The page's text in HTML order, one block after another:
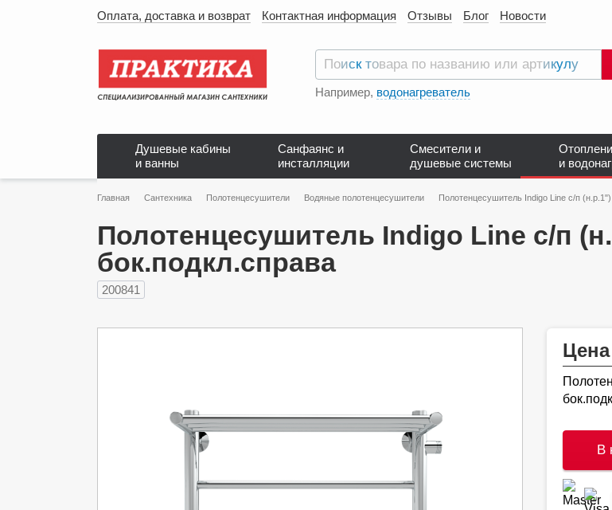
Оплата, доставка и возврат Контактная информация Отзывы Блог Новости
Например, водонагреватель
Душевые кабины
и ванны
Санфаянс и
инсталляции
Смесители и
душевые системы
и
Главная Сантехника Полотенцесушители Водяные полотенцесушители Полотенцесушитель Indigo Line с/п
Полотенцесушитель Indigo Line с/п
бок.подкл.справа
200841
Цена
В